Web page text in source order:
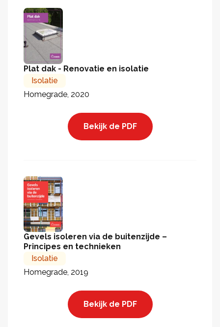
Plat dak - Renovatie en isolatie
Isolatie
Homegrade, 2020
Bekijk de PDF
Gevels isoleren via de buitenzijde –
Principes en technieken
Isolatie
Homegrade, 2019
Bekijk de PDF